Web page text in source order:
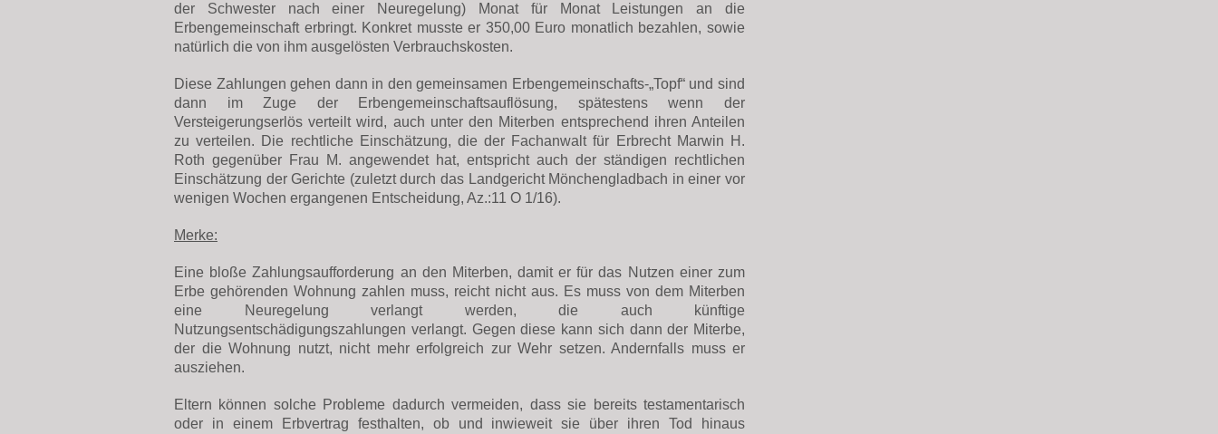
der Schwester nach einer Neuregelung) Monat für Monat Leistungen an die
Erbengemeinschaft erbringt. Konkret musste er 350,00 Euro monatlich bezahlen, sowie
natürlich die von ihm ausgelösten Verbrauchskosten.
Diese Zahlungen gehen dann in den gemeinsamen Erbengemeinschafts-„Topf“ und sind
dann im Zuge der Erbengemeinschaftsauflösung, spätestens wenn der
Versteigerungserlös verteilt wird, auch unter den Miterben entsprechend ihren Anteilen
zu verteilen. Die rechtliche Einschätzung, die der Fachanwalt für Erbrecht Marwin H.
Roth gegenüber Frau M. angewendet hat, entspricht auch der ständigen rechtlichen
Einschätzung der Gerichte (zuletzt durch das Landgericht Mönchengladbach in einer vor
wenigen Wochen ergangenen Entscheidung, Az.:11 O 1/16).
Merke:
Eine bloße Zahlungsaufforderung an den Miterben, damit er für das Nutzen einer zum
Erbe gehörenden Wohnung zahlen muss, reicht nicht aus. Es muss von dem Miterben
eine Neuregelung verlangt werden, die auch künftige
Nutzungsentschädigungszahlungen verlangt. Gegen diese kann sich dann der Miterbe,
der die Wohnung nutzt, nicht mehr erfolgreich zur Wehr setzen. Andernfalls muss er
ausziehen.
Eltern können solche Probleme dadurch vermeiden, dass sie bereits testamentarisch
oder in einem Erbvertrag festhalten, ob und inwieweit sie über ihren Tod hinaus